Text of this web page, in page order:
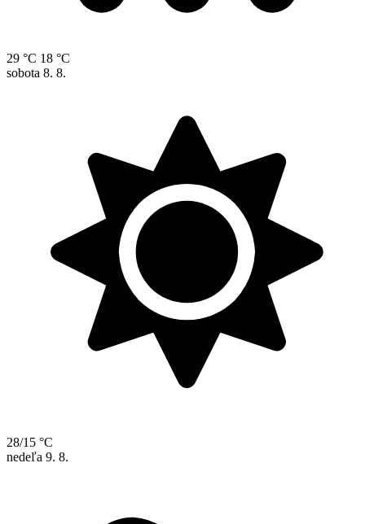
29 °C 18 °C
sobota 8. 8.
28/15 °C
nedeľa 9. 8.